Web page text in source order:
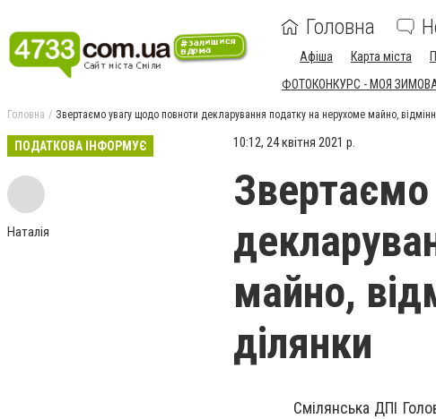
Головна
Афіша Карта міста
ФОТОКОНКУРС - МОЯ
Головна Звертаємо увагу щодо повноти декларування податку на нерухоме майно,
ПОДАТКОВА ІНФОРМУЄ
Наталія
10:12, 24 квітня 2021 р.
майно,
ділянки
Смілянська ДПІ